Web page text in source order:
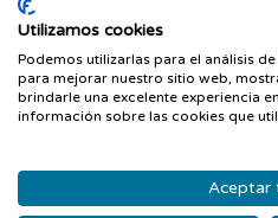
Diversión para todos con los
consola, que funcionan
vertical o en horizontal, o
Utilizamos cookies
Podemos utilizarlas para el análisis
para mejorar nuestro sitio web,
brindarle una excelente experiencia
información sobre las cookies que
Aceptar